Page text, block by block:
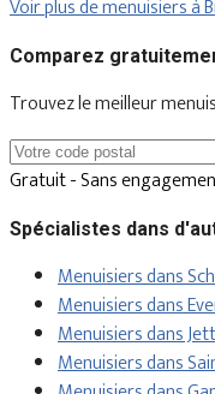
Voir plus de menuisiers à
Comparez
Trouvez le meilleur
Gratuit - Sans
Spécialistes dans
Menuisiers dans
Menuisiers dans
Menuisiers dans
Menuisiers dans